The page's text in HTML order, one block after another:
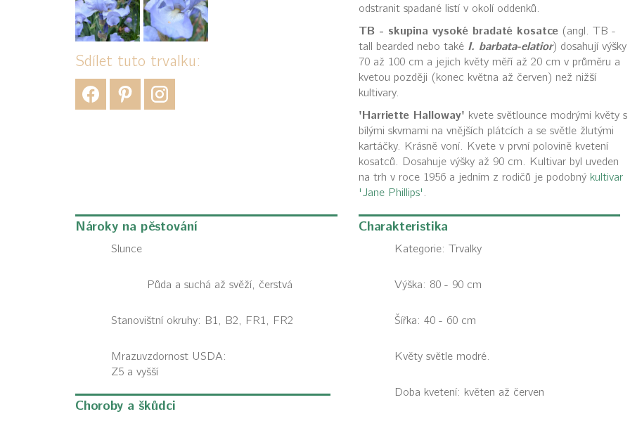
Sdílet tuto trvalku:
odstranit spadané listí v okolí oddenků.
TB - skupina vysoké bradaté kosatce (angl. TB -
tall bearded nebo také I. barbata-elatior) dosahují výšky
70 až 100 cm a jejich květy měří až 20 cm v průměru a
kvetou později (konec května až červen) než nižší
kultivary.
'Harriette Halloway' kvete světlounce modrými květy s
bílými skvrnami na vnějších plátcích a se světle žlutými
kartáčky. Krásně voní. Kvete v první polovině kvetení
kosatců. Dosahuje výšky až 90 cm. Kultivar byl uveden
na trh v roce 1956 a jedním z rodičů je podobný kultivar
'Jane Phillips' .
Nároky na pěstování
Slunce
Půda a suchá až svěží, čerstvá
Stanovištní okruhy: B1, B2, FR1, FR2
Mrazuvzdornost USDA:
Z5 a vyšší
Choroby a škůdci
Charakteristika
Kategorie: Trvalky
Výška: 80 - 90 cm
Šířka: 40 - 60 cm
Květy světle modré.
Doba kvetení: květen až červen